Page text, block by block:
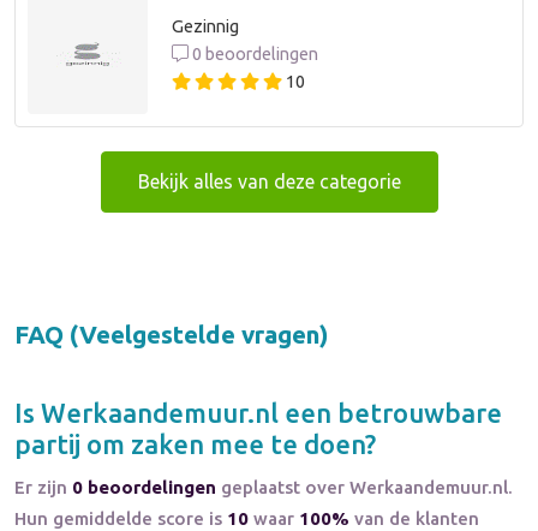
Gezinnig
0 beoordelingen
10
Bekijk alles van deze categorie
FAQ (Veelgestelde vragen)
Is Werkaandemuur.nl een betrouwbare
partij om zaken mee te doen?
Er zijn 0 beoordelingen geplaatst over Werkaandemuur.nl.
Hun gemiddelde score is 10 waar 100% van de klanten